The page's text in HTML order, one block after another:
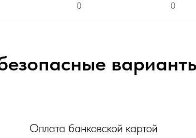
0 0
Оплата банковской картой